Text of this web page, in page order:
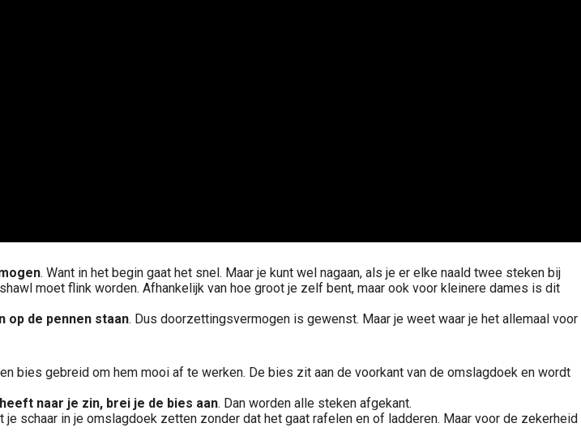
. Want in het begin gaat het snel. Maar je kunt wel nagaan, als je er elke naald twee steken bij
moet flink worden. Afhankelijk van hoe groot je zelf bent, maar ook voor kleinere dames is dit
op de pennen staan. Dus doorzettingsvermogen is gewenst. Maar je weet waar je het allemaal voor
bies gebreid om hem mooi af te werken. De bies zit aan de voorkant van de omslagdoek en wordt
naar je zin, brei je de bies aan. Dan worden alle steken afgekant.
schaar in je omslagdoek zetten zonder dat het gaat rafelen en of ladderen. Maar voor de zekerheid